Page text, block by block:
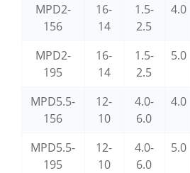
MPD2-
156
16-
14
1.5-
2.5
4.0
MPD2-
195
16-
14
1.5-
2.5
5.0
MPD5.5-
156
12-
10
4.0-
6.0
4.0
MPD5.5-
195
12-
10
4.0-
6.0
5.0